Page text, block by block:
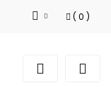
( 0 )